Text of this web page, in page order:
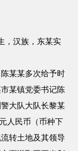
，汉族，东某实
陈某某多次给予时
某镇党委书记陈
大队大队长黎某
人民币（币种下
转土地及其领导